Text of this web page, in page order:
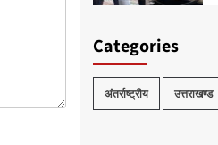
Categories
अंतर्राष्ट्रीय उत्तराखण्ड